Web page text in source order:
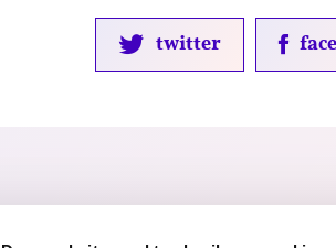
twitter